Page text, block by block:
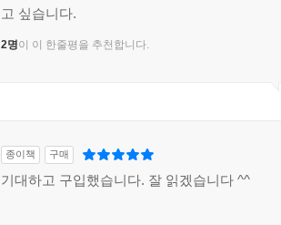
고 싶습니다.
2명이 이 한줄평을 추천합니다.
종이책 구매
기대하고 구입했습니다. 잘 읽겠습니다 ^^